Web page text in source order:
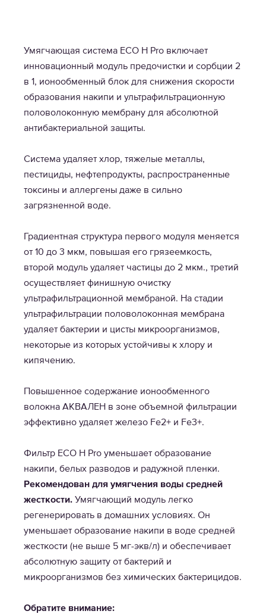
Умягчающая система ECO Н Pro включает
инновационный модуль предочистки и сорбции 2
в 1, ионообменный блок для снижения скорости
образования накипи и ультрафильтрационную
половолоконную мембрану для абсолютной
антибактериальной защиты.
Система удаляет хлор, тяжелые металлы,
пестициды, нефтепродукты, распространенные
токсины и аллергены даже в сильно
загрязненной воде.
Градиентная структура первого модуля меняется
от 10 до 3 мкм, повышая его грязеемкость,
второй модуль удаляет частицы до 2 мкм., третий
осуществляет финишную очистку
ультрафильтрационной мембраной. На стадии
ультрафильтрации половолоконная мембрана
удаляет бактерии и цисты микроорганизмов,
некоторые из которых устойчивы к хлору и
кипячению.
Повышенное содержание ионообменного
волокна АКВАЛЕН в зоне объемной фильтрации
эффективно удаляет железо Fe2+ и Fe3+.
Фильтр ECO Н Pro уменьшает образование
накипи, белых разводов и радужной пленки.
Рекомендован для умягчения воды средней
жесткости. Умягчающий модуль легко
регенерировать в домашних условиях. Он
уменьшает образование накипи в воде средней
жесткости (не выше 5 мг-экв/л) и обеспечивает
абсолютную защиту от бактерий и
микроорганизмов без химических бактерицидов.
Обратите внимание: